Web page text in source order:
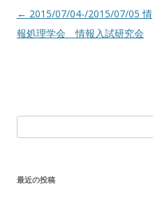
投
稿
← 2015/07/04-/2015/07/05 情
報処理学会 情報入試研究会
索:
最近の投稿